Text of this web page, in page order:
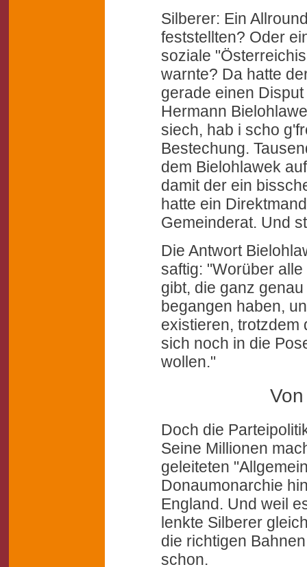
Silberer: Ein
feststellten? Oder
soziale
warnte? Da hatte
gerade einen
Hermann
siech, hab i scho
Bestechung.
dem Bielohlawek
damit der ein
hatte ein
Gemeinderat. Und
Die Antwort
saftig: "Worüber
gibt, die ganz
begangen haben,
existieren, trotzdem
sich noch in die
wollen."
Doch die
Seine Millionen
geleiteten
Donaumonarchie
England. Und weil
lenkte Silberer
die richtigen
schon.